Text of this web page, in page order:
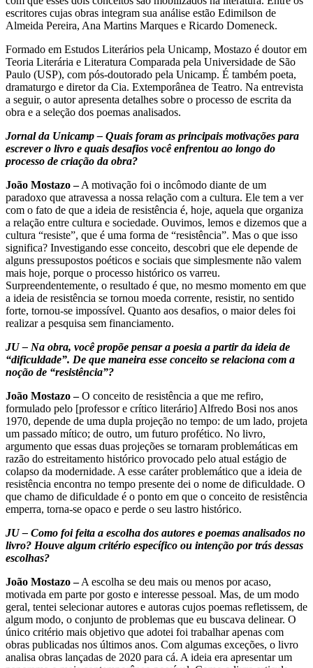
escritores cujas obras integram sua análise estão Edimilson de
Almeida Pereira, Ana Martins Marques e Ricardo Domeneck.
Formado em Estudos Literários pela Unicamp, Mostazo é doutor em
Teoria Literária e Literatura Comparada pela Universidade de São
Paulo (USP), com pós-doutorado pela Unicamp. É também poeta,
dramaturgo e diretor da Cia. Extemporânea de Teatro. Na entrevista
a seguir, o autor apresenta detalhes sobre o processo de escrita da
obra e a seleção dos poemas analisados.
Jornal da Unicamp – Quais foram as principais motivações para
escrever o livro e quais desafios você enfrentou ao longo do
processo de criação da obra?
João Mostazo –A motivação foi o incômodo diante de um
paradoxo que atravessa a nossa relação com a cultura. Ele tem a ver
com o fato de que a ideia de resistência é, hoje, aquela que organiza
a relação entre cultura e sociedade. Ouvimos, lemos e dizemos que a
cultura “resiste”, que é uma forma de “resistência”. Mas o que isso
significa? Investigando esse conceito, descobri que ele depende de
alguns pressupostos poéticos e sociais que simplesmente não valem
mais hoje, porque o processo histórico os varreu.
Surpreendentemente, o resultado é que, no mesmo momento em que
a ideia de resistência se tornou moeda corrente, resistir, no sentido
forte, tornou-se impossível. Quanto aos desafios, o maior deles foi
realizar a pesquisa sem financiamento.
JU – Na obra, você propõe pensar a poesia a partir da ideia de
“dificuldade”. De que maneira esse conceito se relaciona com a
noção de “resistência”?
João Mostazo –O conceito de resistência a que me refiro,
formulado pelo [professor e crítico literário] Alfredo Bosi nos anos
1970, depende de uma dupla projeção no tempo: de um lado, projeta
um passado mítico; de outro, um futuro profético. No livro,
argumento que essas duas projeções se tornaram problemáticas em
razão do estreitamento histórico provocado pelo atual estágio de
colapso da modernidade. A esse caráter problemático que a ideia de
resistência encontra no tempo presente dei o nome de dificuldade. O
que chamo de dificuldade é o ponto em que o conceito de resistência
emperra, torna-se opaco e perde o seu lastro histórico.
JU – Como foi feita a escolha dos autores e poemas analisados no
livro? Houve algum critério específico ou intenção por trás dessas
escolhas?
João Mostazo –A escolha se deu mais ou menos por acaso,
motivada em parte por gosto e interesse pessoal. Mas, de um modo
geral, tentei selecionar autores e autoras cujos poemas refletissem, de
algum modo, o conjunto de problemas que eu buscava delinear. O
único critério mais objetivo que adotei foi trabalhar apenas com
obras publicadas nos últimos anos. Com algumas exceções, o livro
analisa obras lançadas de 2020 para cá. A ideia era apresentar um